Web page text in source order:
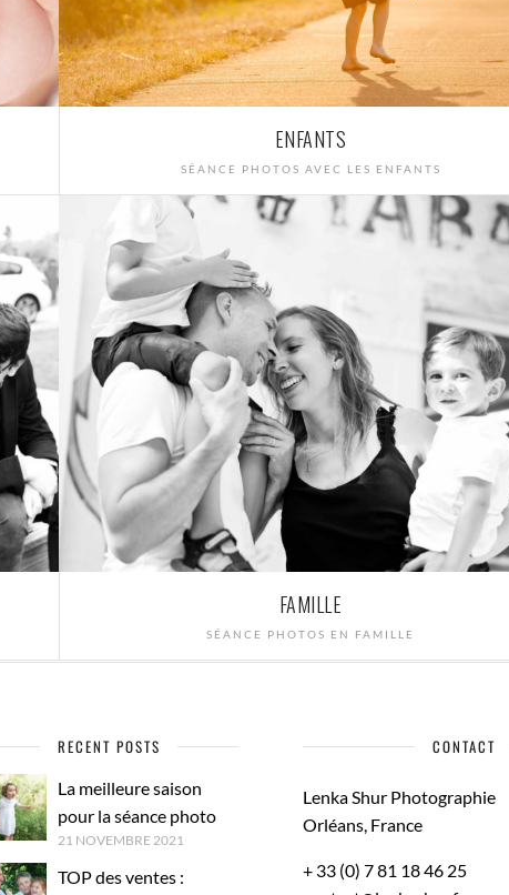
ENFANTS
SÉANCE PHOTOS AVEC LES ENFANTS
FAMILLE
SÉANCE PHOTOS EN FAMILLE
RECENT POSTS
La meilleure saison
pour la séance photo
21 NOVEMBRE 2021
TOP des ventes :
CONTACT
Lenka Shur Photographie
Orléans, France
+ 33 (0) 7 81 18 46 25